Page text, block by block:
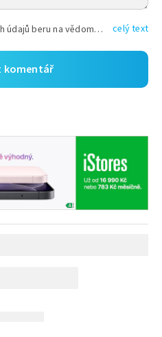
Vyplněním shora uvedených údajů beru na vědomí, že společnost TEXT FACTORY s.r.o., sídlem Brno, Durďákova 336/29, Černá Pole, PSČ: 613 00, IČ: 06157831, zapsané u Krajského soudu v Brně, oddíl C, vložka 100399, bude zpracovávat mé osobní údaje uvedené v rámci mnou vyplněného registračního formuláře na základě oprávněných zájmů TEXT FACTORY s.r.o. dle čl. 6 odst. 1 písm. f) GDPR a pro splnění právních povinností (čl. 6 odst. 1 písm. c) GDPR), a to pro tyto účely: nezbytnost zajistit oprávnění návštěvníka webových stránek provozovaných společností TEXT FACTORY s.r.o. přispívat aktivně ke zveřejněným článkům nebo v rámci diskusních fór a výkon práv TEXT FACTORY s.r.o. jako administrátora těchto diskusních fór. Více informací o zpracování osobních údajů a právech lze nalézt v celý text